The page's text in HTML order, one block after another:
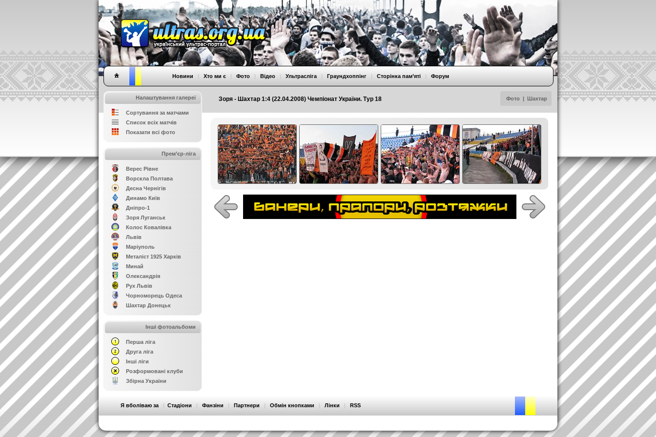
Зоря - Шахтар 1:4 (22.04.2008) Чемпіонат України. Тур 18 Фото | Шахтар
Новини | Хто ми є | Фото | Відео | Ультрасліга | Граундхоппінг | Сторінка пам’яті | Форум
Налаштування галереї
Сортування за матчами
Список всіх матчів
Показати всі фото
Прем’єр-ліга
Верес Рівне
Ворскла Полтава
Десна Чернігів
Динамо Київ
Дніпро-1
Зоря Луганськ
Колос Ковалівка
Львів
Маріуполь
Металіст 1925 Харків
Минай
Олександрія
Рух Львів
Чорноморець Одеса
Шахтар Донецьк
Інші фотоальбоми
Перша ліга
Друга ліга
Інші ліги
Розформовані клуби
Збірна України
Я вболіваю за | Стадіони | Фанзіни | Партнери | Обмін кнопками | Лінки | RSS